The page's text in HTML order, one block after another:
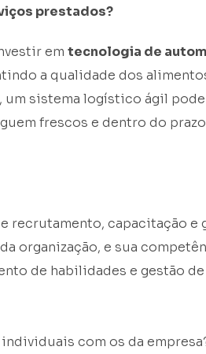
prestados?
em tecnologia de
a qualidade dos
sistema logístico ágil
frescos e dentro do
recrutamento, capacitação e
organização, e sua
de habilidades e gestão
com os da